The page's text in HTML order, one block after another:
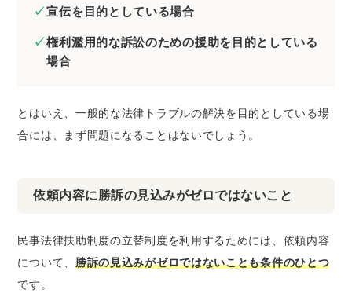
宣伝を目的としている場合
権利濫用的な訴訟のための援助を目的としている
場合
とはいえ、一般的な法律トラブルの解決を目的としている場
合には、まず問題になることはないでしょう。
依頼内容に勝訴の見込みがゼロではないこと
民事法律扶助制度の立替制度を利用するためには、依頼内容
について、 勝訴の見込みがゼロではないことも条件のひとつ
です。